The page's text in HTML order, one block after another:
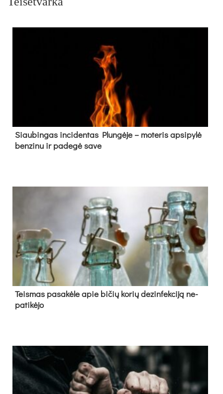
Siau­bin­gas in­ci­den­tas Plun­gė­je – mo­te­ris ap­si­py­lė
ben­zi­nu ir pa­de­gė sa­ve
Teis­mas pa­sa­kė­le apie bi­čių ko­rių de­zin­fek­ci­ją ne­
pa­ti­kė­jo